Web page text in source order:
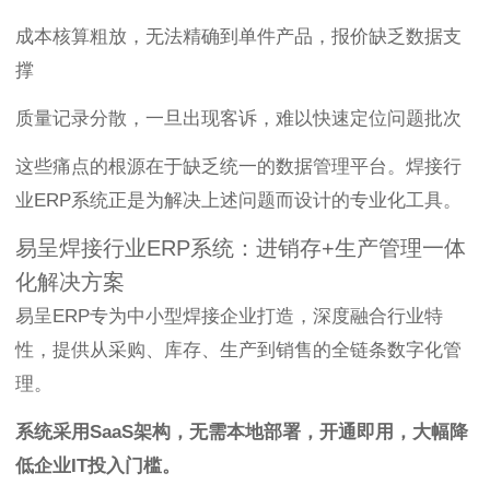
成本核算粗放，无法精确到单件产品，报价缺乏数据支
撑
质量记录分散，一旦出现客诉，难以快速定位问题批次
这些痛点的根源在于缺乏统一的数据管理平台。焊接行
业ERP系统正是为解决上述问题而设计的专业化工具。
易呈焊接行业ERP系统：进销存+生产管理一体
化解决方案
易呈ERP专为中小型焊接企业打造，深度融合行业特
性，提供从采购、库存、生产到销售的全链条数字化管
理。
系统采用SaaS架构，无需本地部署，开通即用，大幅降
低企业IT投入门槛。